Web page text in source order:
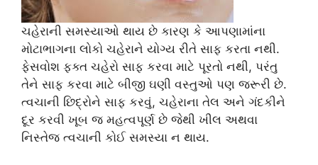
ચહેરાની સમસ્યાઓ થાય છે કારણ કે આપણામાંના
મોટાભાગના લોકો ચહેરાને યોગ્ય રીતે સાફ કરતા નથી.
ફેસવોશ ફક્ત ચહેરો સાફ કરવા માટે પૂરતો નથી, પરંતુ
તેને સાફ કરવા માટે બીજી ઘણી વસ્તુઓ પણ જરૂરી છે.
ત્વચાની છિદ્રોને સાફ કરવું, ચહેરાના તેલ અને ગંદકીને
દૂર કરવી ખૂબ જ મહત્વપૂર્ણ છે જેથી ખીલ અથવા
નિસ્તેજ ત્વચાની કોઈ સમસ્યા ન થાય.